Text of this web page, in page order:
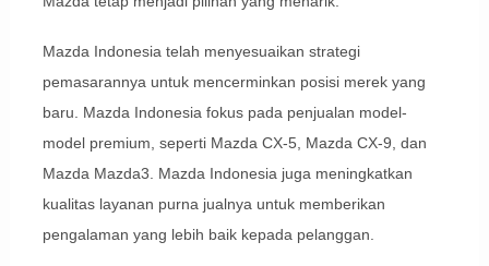
Mazda Indonesia telah menyesuaikan strategi
pemasarannya untuk mencerminkan posisi merek yang
baru. Mazda Indonesia fokus pada penjualan model-
model premium, seperti Mazda CX-5, Mazda CX-9, dan
Mazda Mazda3. Mazda Indonesia juga meningkatkan
kualitas layanan purna jualnya untuk memberikan
pengalaman yang lebih baik kepada pelanggan.